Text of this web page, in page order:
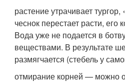
растение утрачивает
чеснок перестает расти, его
Вода уже не подается в
веществами. В результате
размягчается (стебель у
отмирание корней — можно